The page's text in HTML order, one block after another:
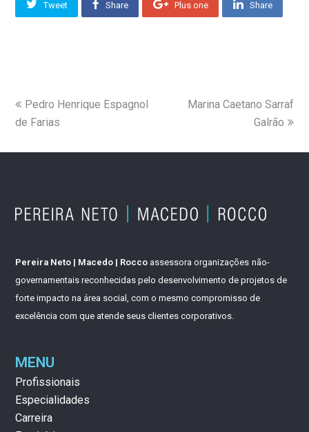
Tweet Share Plus one Share
Pedro Henrique Espagnol
de Farias
Marina Caetano Sarraf
Galrão
Pereira Neto | Macedo | Rocco assessora organizações não-
governamentais reconhecidas pelo desenvolvimento de projetos de
forte impacto na área social, com o mesmo compromisso de
excelência com que atende seus clientes corporativos.
MENU
Profissionais
Especialidades
Carreira